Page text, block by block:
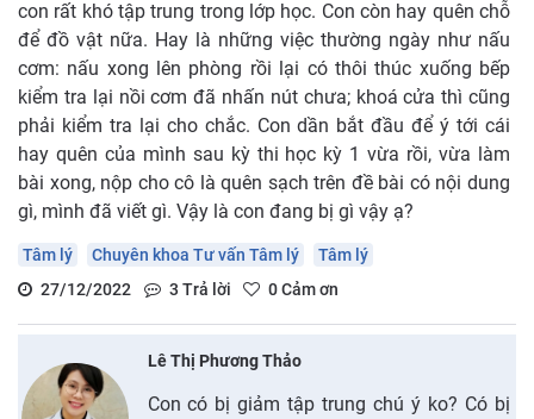
con rất khó tập trung trong lớp học. Con còn hay quên chỗ
để đồ vật nữa. Hay là những việc thường ngày như nấu
cơm: nấu xong lên phòng rồi lại có thôi thúc xuống bếp
kiểm tra lại nồi cơm đã nhấn nút chưa; khoá cửa thì cũng
phải kiểm tra lại cho chắc. Con dần bắt đầu để ý tới cái
hay quên của mình sau kỳ thi học kỳ 1 vừa rồi, vừa làm
bài xong, nộp cho cô là quên sạch trên đề bài có nội dung
gì, mình đã viết gì. Vậy là con đang bị gì vậy ạ?
Tâm lý Chuyên khoa Tư vấn Tâm lý
Tâm lý
27/12/2022
3 Trả lời 0Cảm ơn
Lê Thị Phương Thảo
Con có bị giảm tập trung chú ý ko? Có bị